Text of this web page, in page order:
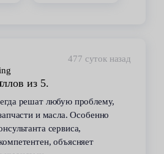
477 суток назад
из 5.
решат любую проблему,
и масла. Особенно
сервиса,
объясняет